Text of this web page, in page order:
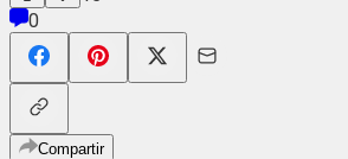
0
Compartir